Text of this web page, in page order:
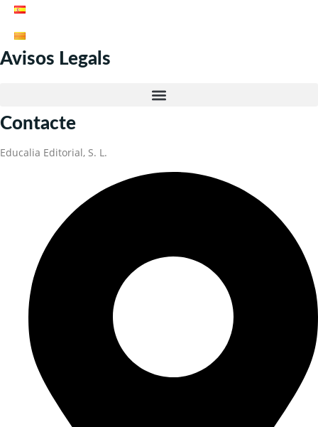
Avisos Legals
Contacte
Educalia Editorial, S. L.